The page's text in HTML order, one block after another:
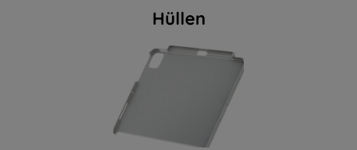
Hüllen